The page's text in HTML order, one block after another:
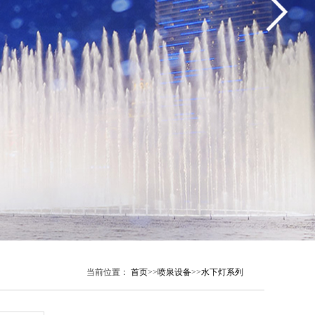
当前位置： 首页>>喷泉设备>>水下灯系列